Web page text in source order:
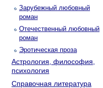
Зарубежный любовный
роман
Отечественный любовный
роман
Эротическая проза
Астрология, философия,
психология
Справочная литература